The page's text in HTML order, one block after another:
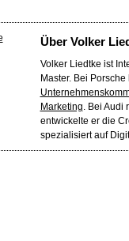
Über Volker
Volker Liedtke ist
Master. Bei
Marketing. Bei Audi
entwickelte er die
spezialisiert auf